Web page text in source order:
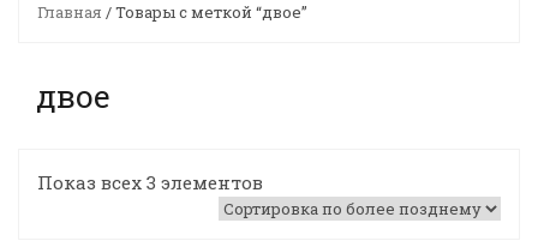
Главная / Товары с меткой “двое”
двое
Показ всех 3 элементов